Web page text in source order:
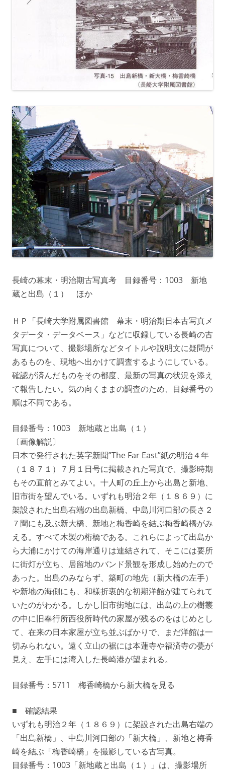
長崎の幕末・明治期古写真考 目録番号：1003 新地
蔵と出島（１） ほか
ＨＰ「長崎大学附属図書館 幕末・明治期日本古写真メ
タデータ・データベース」などに収録している長崎の古
写真について、撮影場所などタイトルや説明文に疑問が
あるものを、現地へ出かけて調査するようにしている。
確認が済んだものをその都度、最新の写真の状況を添え
て報告したい。気の向くままの調査のため、目録番号の
順は不同である。
目録番号：1003 新地蔵と出島（１）
〔画像解説〕
日本で発行された英字新聞”The Far East”紙の明治４年
（１８７１）７月１日号に掲載された写真で、撮影時期
もその直前とみてよい。十人町の丘上から出島と新地、
旧市街を望んでいる。いずれも明治２年（１８６９）に
架設された出島右端の出島新橋、中島川河口部の長さ２
７間にも及ぶ新大橋、新地と梅香崎を結ぶ梅香崎橋がみ
える。すべて木製の桁橋である。これらによって出島か
ら大浦にかけての海岸通りは連結されて、そこには要所
に街灯が立ち、居留地のバンド景観を形成し始めたので
あった。出島のみならず、築町の地先（新大橋の左手）
や新地の海側にも、和様折衷的な初期洋館が建てられて
いたのがわかる。しかし旧市街地には、出島の上の樹叢
の中に旧奉行所西役所時代の家屋が残るのをはじめとし
て、在来の日本家屋が立ち並ぶばかりで、まだ洋館は一
切みられない。遠く立山の裾には本蓮寺や福済寺の甍が
見え、左手には湾入した長崎港が望まれる。
目録番号：5711 梅香崎橋から新大橋を見る
■ 確認結果
いずれも明治２年（１８６９）に架設された出島右端の
「出島新橋」、中島川河口部の「新大橋」、新地と梅香
崎を結ぶ「梅香崎橋」を撮影している古写真。
目録番号：1003「新地蔵と出島（１）」は、撮影場所